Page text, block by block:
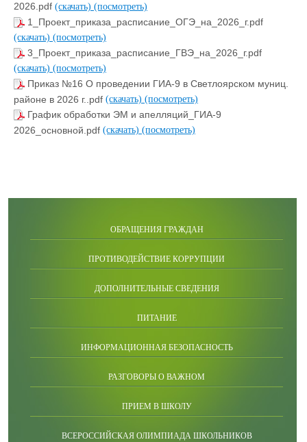
2026.pdf (скачать) (посмотреть)
1_Проект_приказа_расписание_ОГЭ_на_2026_г.pdf
(скачать) (посмотреть)
3_Проект_приказа_расписание_ГВЭ_на_2026_г.pdf
(скачать) (посмотреть)
Приказ №16 О проведении ГИА-9 в Светлоярском муниц.
районе в 2026 г..pdf (скачать) (посмотреть)
График обработки ЭМ и апелляций_ГИА-9
2026_основной.pdf (скачать) (посмотреть)
ОБРАЩЕНИЯ ГРАЖДАН
ПРОТИВОДЕЙСТВИЕ КОРРУПЦИИ
ДОПОЛНИТЕЛЬНЫЕ СВЕДЕНИЯ
ПИТАНИЕ
ИНФОРМАЦИОННАЯ БЕЗОПАСНОСТЬ
РАЗГОВОРЫ О ВАЖНОМ
ПРИЕМ В ШКОЛУ
ВСЕРОССИЙСКАЯ ОЛИМПИАДА ШКОЛЬНИКОВ